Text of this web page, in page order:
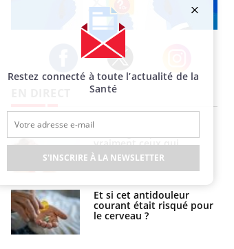
Facebook Twitter Instagram
vraiment ceux qui
cherchent à dorer leur
peau ?
Et si cet antidouleur
courant était risqué pour
le cerveau ?
Restez connecté à toute l’actualité de la
Santé
S'INSCRIRE À LA NEWSLETTER